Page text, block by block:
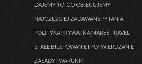
DAJEMY TO, CO OBIECUJEMY
NAJCZĘŚCIEJ ZADAWANE PYTANIA
POLITYKA PRYWATNA MARES TRAVEL
STAŁE BILETOWANIE I POTWIERDZANIE
ZASADY I WARUNKI